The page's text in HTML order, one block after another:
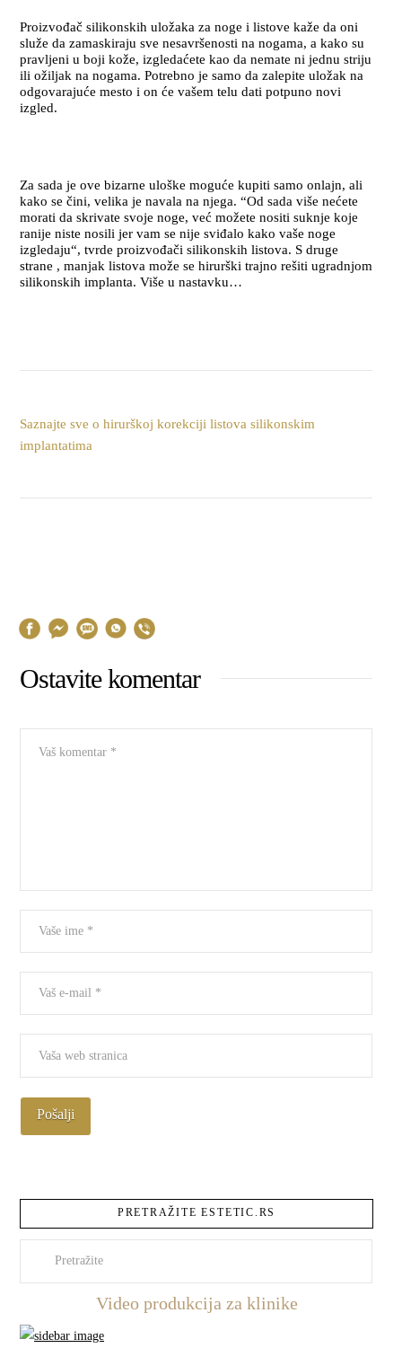
Proizvođač silikonskih uložaka za noge i listove kaže da oni
služe da zamaskiraju sve nesavršenosti na nogama, a kako su
pravljeni u boji kože, izgledaćete kao da nemate ni jednu striju
ili ožiljak na nogama. Potrebno je samo da zalepite uložak na
odgovarajuće mesto i on će vašem telu dati potpuno novi
izgled.
Za sada je ove bizarne uloške moguće kupiti samo onlajn, ali
kako se čini, velika je navala na njega. “Od sada više nećete
morati da skrivate svoje noge, već možete nositi suknje koje
ranije niste nosili jer vam se nije sviđalo kako vaše noge
izgledaju“, tvrde proizvođači silikonskih listova. S druge
strane , manjak listova može se hirurški trajno rešiti ugradnjom
silikonskih implanta. Više u nastavku…
Saznajte sve o hirurškoj korekciji listova silikonskim
implantatima
Ostavite komentar
PRETRAŽITE ESTETIC.RS
Video produkcija za klinike